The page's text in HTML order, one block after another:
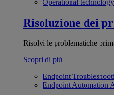
Operational technology
Risoluzione dei
Risolvi le problematiche
Scopri di più
Endpoint
Endpoint Automation